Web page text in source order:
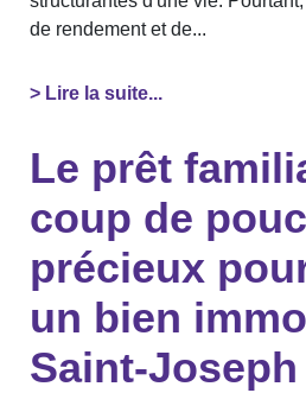
de rendement et de...
> Lire la suite...
Le prêt
coup de
précieux
un bien
Saint-Joseph